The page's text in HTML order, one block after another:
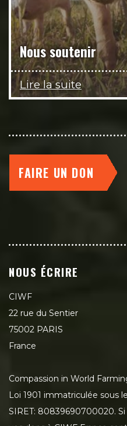
Nous soutenir
Lire la suite
FAIRE UN DON
NOUS ÉCRIRE
CIWF
22 rue du Sentier
75002 PARIS
France
Compassion in World
Loi 1901 immatriculée sous
SIRET: 80839690700020.